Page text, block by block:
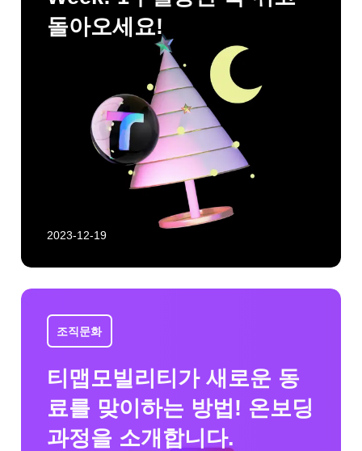
돌아오세요!
2023-12-19
조직문화
티맵모빌리티가 새로운 동
료를 맞이하는 방법! 온보딩
과정을 소개합니다.